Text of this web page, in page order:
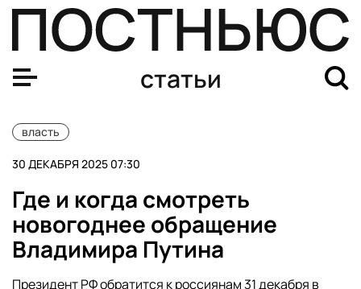
статьи
власть
30 ДЕКАБРЯ 2025 07:30
Где и когда смотреть
новогоднее обращение
Владимира Путина
Президент РФ обратится к россиянам 31 декабря в
Прямая линия Путина 2025: когда и где пройдет, где